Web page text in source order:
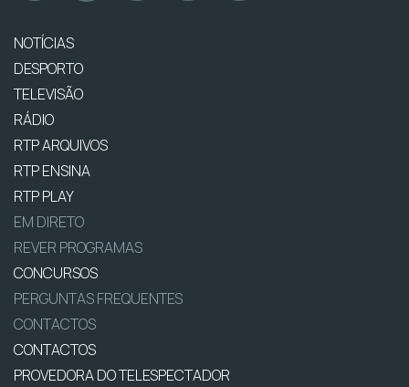
NOTÍCIAS
DESPORTO
TELEVISÃO
RÁDIO
RTP ARQUIVOS
RTP ENSINA
RTP PLAY
EM DIRETO
REVER PROGRAMAS
CONCURSOS
PERGUNTAS FREQUENTES
CONTACTOS
CONTACTOS
PROVEDORA DO TELESPECTADOR